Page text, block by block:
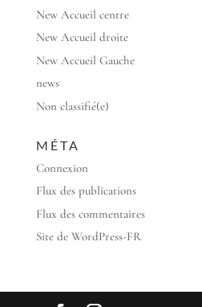
New Accueil centre
New Accueil droite
New Accueil Gauche
news
Non classifié(e)
MÉTA
Connexion
Flux des publications
Flux des commentaires
Site de WordPress-FR